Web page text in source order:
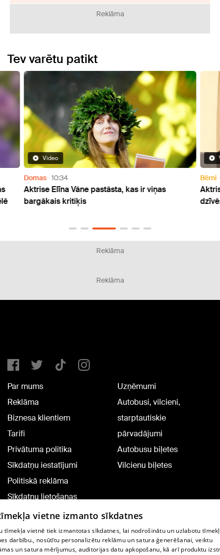
Reklāma
Tev varētu patikt
Video
Domas 10:34
Aktrise Elīna Vāne pastāsta, kas ir viņas
bargākais kritiķis
Bērni
Reklāma
Reklāma
Par mums
Reklāma
Biznesa klientiem
Tarifi
Privātuma politika
Sīkdatņu iestatījumi
Politiskā reklāma
Sīkdatņu lietošanas
noteikumi
Komentāru pievienošana
Uzņēmumi
Autobusi, vilcieni,
starptautiskie
pārvadājumi
Autobusu biļetes
Vilcienu biļetes
TV programma
vietne izmanto sīkdatnes
tīmekļa vietnē tiek izmantotas sīkdatnes, lai nodrošinātu un uzlabotu
darbību., nosūtītu personalizētu reklāmu un satura ģenerēšanai, veiktu
un satura mērījumus, auditorijas datu apkopošanu, kā arī produktu